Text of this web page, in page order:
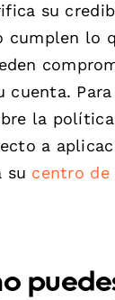
su
cumplen lo
cuenta. Para
la
a
su centro de